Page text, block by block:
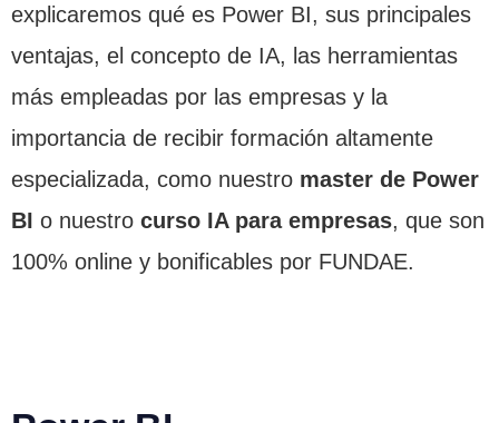
explicaremos qué es Power BI, sus principales
ventajas, el concepto de IA, las herramientas
más empleadas por las empresas y la
importancia de recibir formación altamente
especializada, como nuestro master de Power
BI o nuestro curso IA para empresas, que son
100% online y bonificables por FUNDAE.